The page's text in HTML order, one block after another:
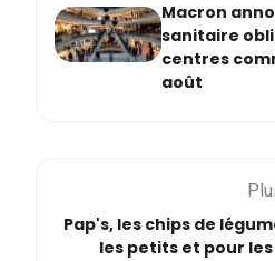
Macron
sanitaire
centres
août
Pap's, les chips de
les petits et pour